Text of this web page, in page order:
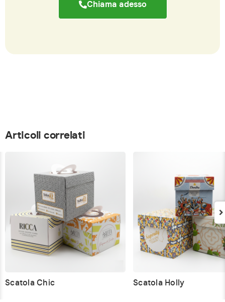
Chiama adesso
Articoli correlati
Scatola Chic Scatola Holly